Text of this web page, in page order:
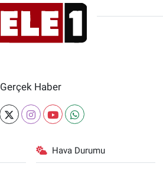
Gerçek Haber
Hava Durumu